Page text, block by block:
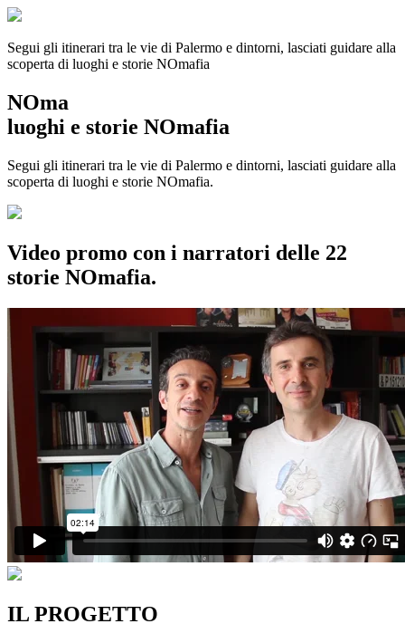
Segui gli itinerari tra le vie di Palermo e dintorni, lasciati guidare alla
scoperta di luoghi e storie NOmafia
NOma
luoghi e storie NOmafia
Segui gli itinerari tra le vie di Palermo e dintorni, lasciati guidare alla
scoperta di luoghi e storie NOmafia.
Video promo con i narratori delle 22
storie NOmafia.
IL PROGETTO